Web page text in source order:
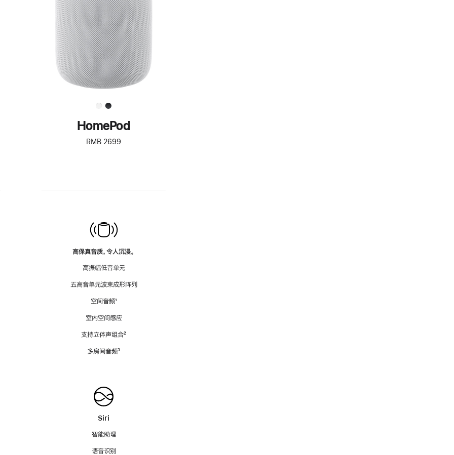
解
HomePod<
HomePod
RMB 2699
高保真音质，令人沉浸。
高振幅低音单元
五高音单元波束成形阵列
空间音频脚
¹
室内空间感应
支持立体声组合脚
²
多房间音频脚
³
Siri
智能助理
语音识别